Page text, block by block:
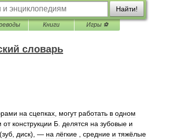
Найти!
Книги Игры ⚽
словарь
на сцепках могут работать в одном
от конструкции Б делятся на зубовые и
(зуб диск), — на лёгкие средние и тяжёлые